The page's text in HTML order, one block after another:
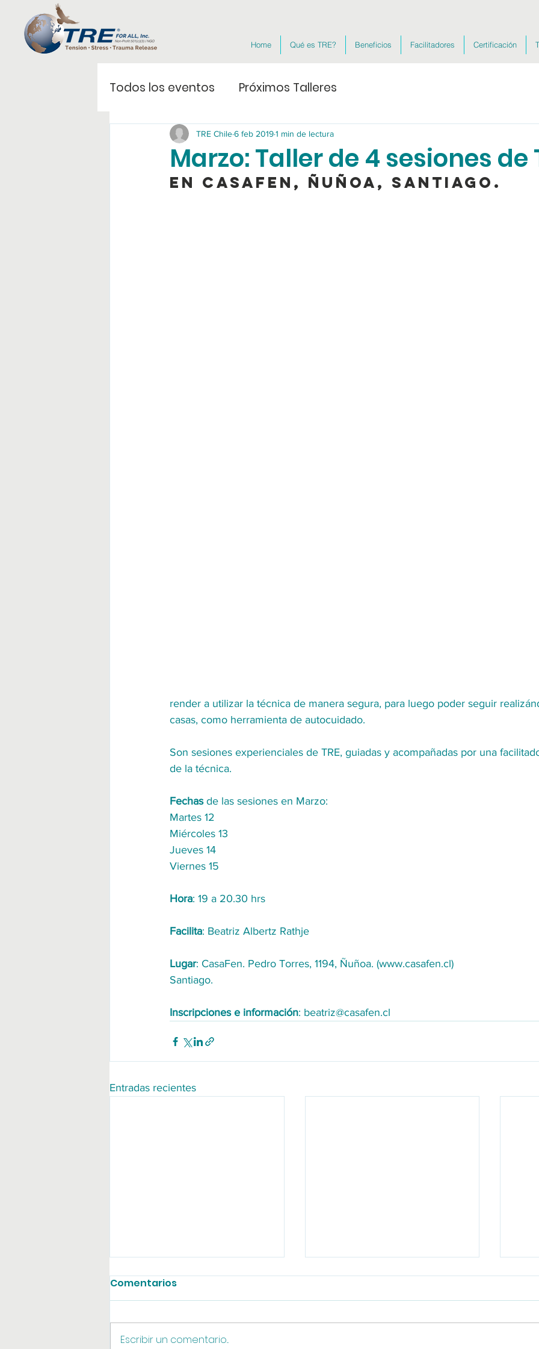
Home Qué es TRE? Beneficios Facilitadores Certificación
Todos los eventos Próximos Talleres
Marzo: Taller de 4 sesiones de
TRE Chile6 feb 20191 min de lectura
En CasaFen, Ñuñoa, Santiago.
render a utilizar la técnica de manera segura, para luego poder seguir
casas, como herramienta de autocuidado.
Son sesiones experienciales de TRE, guiadas y acompañadas por una
de la técnica.
Fechas de las sesiones en Marzo:
Martes 12
Miércoles 13
Jueves 14
Viernes 15
Hora: 19 a 20.30 hrs
Facilita: Beatriz Albertz Rathje
Lugar: CasaFen. Pedro Torres, 1194, Ñuñoa. (www.casafen.cl)
Santiago.
Inscripciones e información: beatriz@casafen.cl
Entradas recientes
Agosto online
Comentarios
Escribir un comentario...